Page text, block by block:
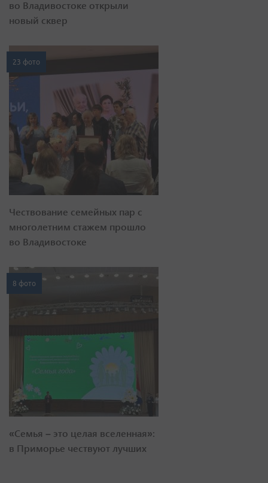
во Владивостоке открыли
новый сквер
23 фото
Чествование семейных пар с
многолетним стажем прошло
во Владивостоке
8 фото
«Семья – это целая вселенная»:
в Приморье чествуют лучших